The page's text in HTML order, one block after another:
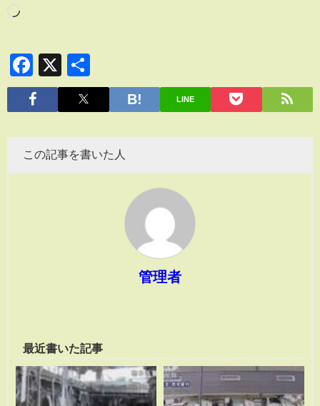
Facebook
X
有
LINE
この記事を書いた人
管理者
最近書いた記事